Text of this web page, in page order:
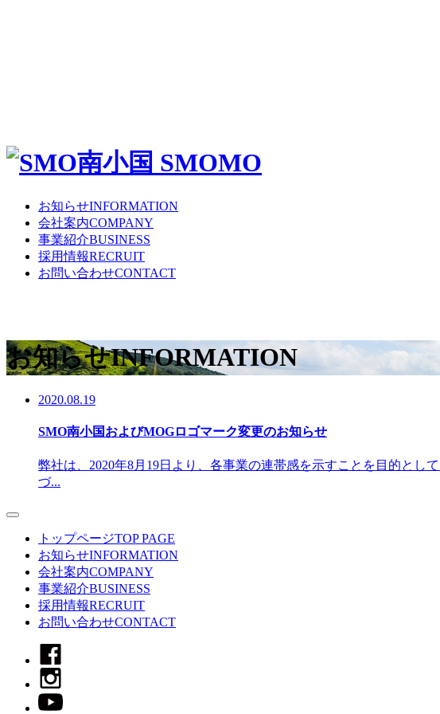
お知らせINFORMATION
会社案内COMPANY
事業紹介BUSINESS
採用情報RECRUIT
お問い合わせCONTACT
お知らせINFORMATION
2020.08.19
SMO南小国およびMOGロゴマーク変更のお知らせ
弊社は、2020年8月19日より、各事業の連帯感を示すことを目的と
づ...
トップページTOP PAGE
お知らせINFORMATION
会社案内COMPANY
事業紹介BUSINESS
採用情報RECRUIT
お問い合わせCONTACT